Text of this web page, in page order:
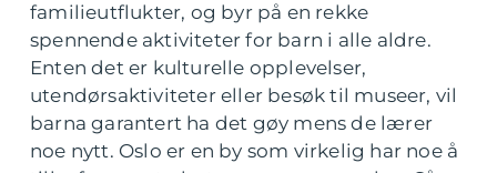
familieutflukter, og byr på en rekke
spennende aktiviteter for barn i alle aldre.
Enten det er kulturelle opplevelser,
utendørsaktiviteter eller besøk til museer, vil
barna garantert ha det gøy mens de lærer
noe nytt. Oslo er en by som virkelig har noe å